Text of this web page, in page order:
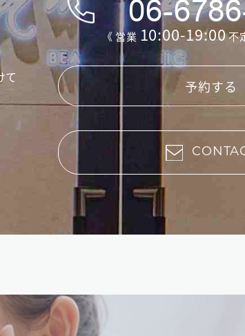
て
06-
《 営業 10:00-19:00不
予約する